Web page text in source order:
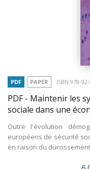
PDF PAPER ISBN 978-
PDF - Maintenir les
sociale dans une
Outre l'évolution
européens de sécurité
en raison du